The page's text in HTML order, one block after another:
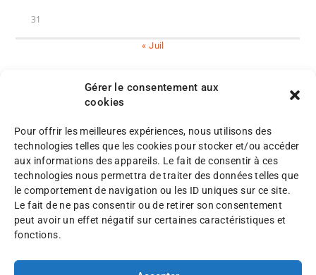
Gérer le consentement aux
cookies
Pour offrir les meilleures expériences, nous utilisons des
technologies telles que les cookies pour stocker et/ou accéder
aux informations des appareils. Le fait de consentir à ces
technologies nous permettra de traiter des données telles que
le comportement de navigation ou les ID uniques sur ce site.
Le fait de ne pas consentir ou de retirer son consentement
peut avoir un effet négatif sur certaines caractéristiques et
fonctions.
31
« Juil
©
A
F
A
F
M
e
n
t
i
o
n
s
P
l
a
n
d
s